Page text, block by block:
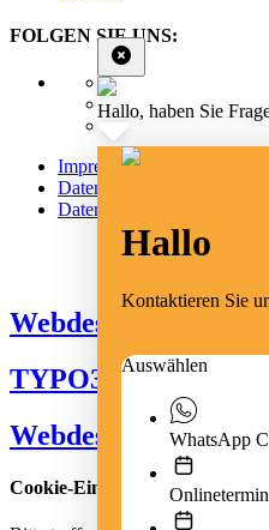
FOLGEN SIE UNS:
Impressum
Datenschutz
Datenschutz Social Media
Webdesign
TYPO3 Freiburg
Webdesign Freiburg
Hallo, haben Sie
Hallo
Kontaktieren Sie
Auswählen
WhatsApp
Cookie-Einstellungen